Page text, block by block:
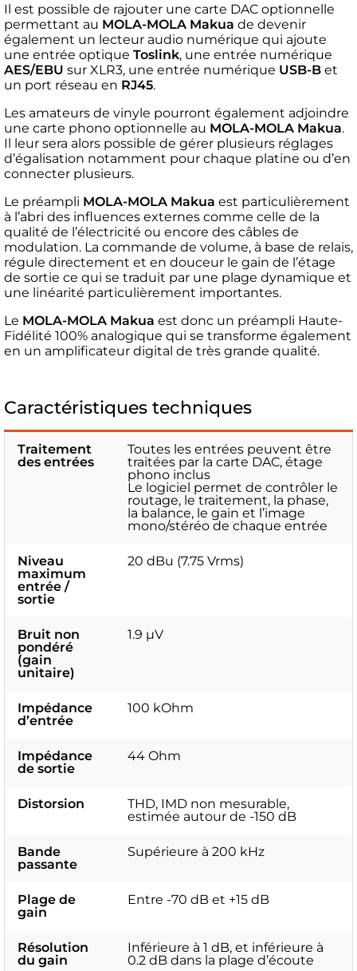
Il est possible de rajouter une carte DAC optionnelle
permettant au MOLA-MOLA Makua de devenir
également un lecteur audio numérique qui ajoute
une entrée optique Toslink, une entrée numérique
AES/EBU sur XLR3, une entrée numérique USB-B et
un port réseau en RJ45.
Les amateurs de vinyle pourront également adjoindre
une carte phono optionnelle au MOLA-MOLA Makua.
Il leur sera alors possible de gérer plusieurs réglages
d’égalisation notamment pour chaque platine ou d’en
connecter plusieurs.
Le préampli MOLA-MOLA Makua est particulièrement
à l’abri des influences externes comme celle de la
qualité de l’électricité ou encore des câbles de
modulation. La commande de volume, à base de relais,
régule directement et en douceur le gain de l’étage
de sortie ce qui se traduit par une plage dynamique et
une linéarité particulièrement importantes.
Le MOLA-MOLA Makua est donc un préampli Haute-
Fidélité 100% analogique qui se transforme également
en un amplificateur digital de très grande qualité.
Caractéristiques techniques
Traitement
des entrées
Toutes les entrées peuvent être
traitées par la carte DAC, étage
phono inclus
Le logiciel permet de contrôler le
routage, le traitement, la phase,
la balance, le gain et l’image
mono/stéréo de chaque entrée
Niveau
maximum
entrée /
sortie
20 dBu (7.75 Vrms)
Bruit non
pondéré
(gain
unitaire)
1.9 µV
Impédance
d’entrée
100 kOhm
Impédance
de sortie
44 Ohm
Distorsion
THD, IMD non mesurable,
estimée autour de -150 dB
Bande
passante
Supérieure à 200 kHz
Plage de
gain
Entre -70 dB et +15 dB
Résolution
du gain
Inférieure à 1 dB, et inférieure à
0.2 dB dans la plage d’écoute